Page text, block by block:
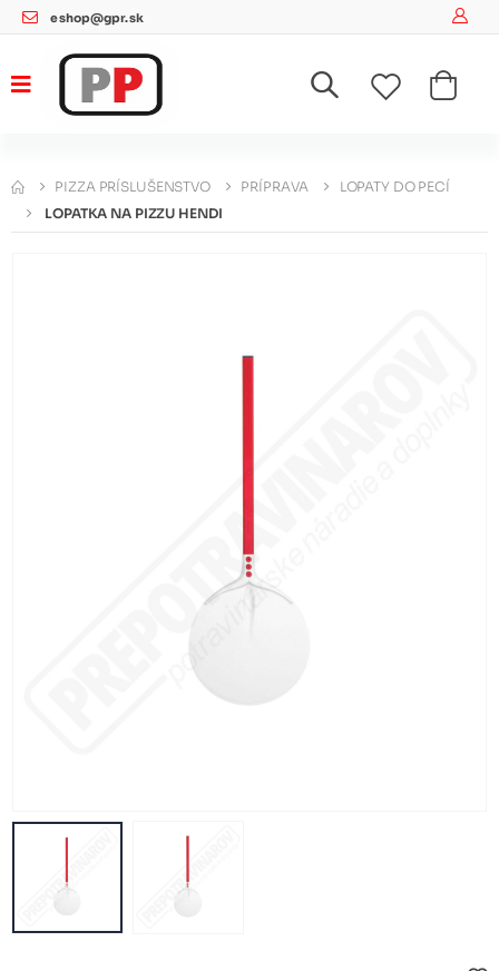
eshop@gpr.sk
PIZZA PRÍSLUŠENSTVO PRÍPRAVA
LOPATY DO PECÍ
LOPATKA NA PIZZU HENDI